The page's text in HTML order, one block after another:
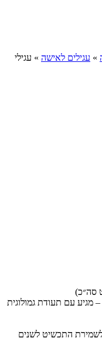
» עגילים לאישה » עגילי
מגיע עם תעודת גמולוגית
זהב לבן לשמירת התכשיט לשנים